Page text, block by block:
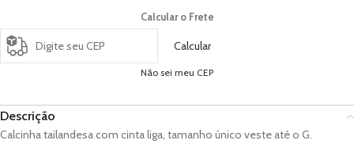
Calcular o Frete
Calcular
Não sei meu CEP
Descrição
Calcinha tailandesa com cinta liga, tamanho único veste até o G.